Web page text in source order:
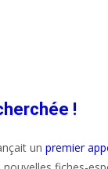
!
un premier